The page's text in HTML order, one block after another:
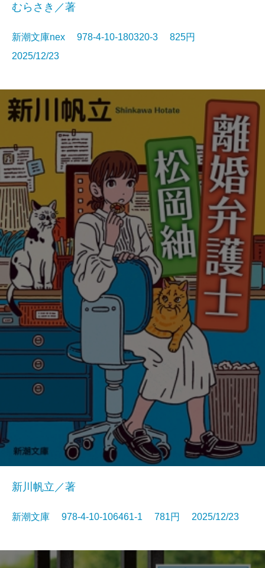
むらさき／著
新潮文庫nex 978-4-10-180320-3 825円
2025/12/23
新川帆立／著
新潮文庫 978-4-10-106461-1 781円 2025/12/23